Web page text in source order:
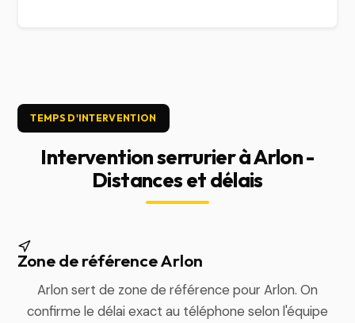
TEMPS D'INTERVENTION
Intervention serrurier à Arlon -
Distances et délais
Zone de référence Arlon
Arlon sert de zone de référence pour Arlon. On
confirme le délai exact au téléphone selon l'équipe